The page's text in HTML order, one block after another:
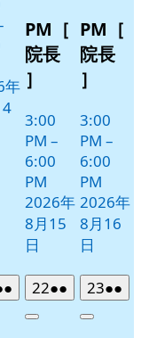
年
PM［
院長
］
3:00
PM –
6:00
PM
2026年
8月15
日
PM［
院長
］
3:00
PM –
6:00
PM
2026年
8月16
日
件
222026
年
●●
件
Close
232026
年
●●
件
Close